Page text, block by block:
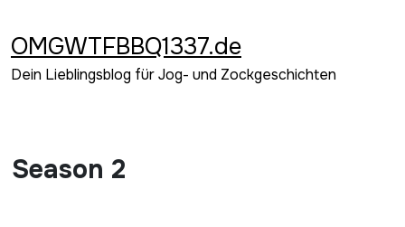
springen
OMGWTFBBQ1337.de
Dein Lieblingsblog für Jog- und Zockgeschichten
Season 2